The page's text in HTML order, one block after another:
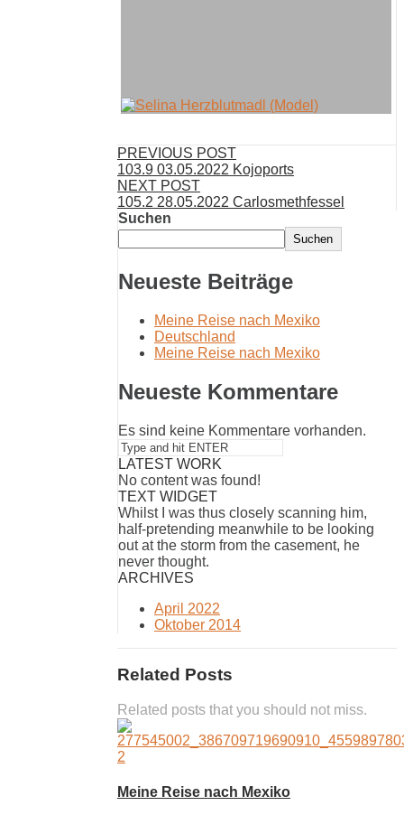
PREVIOUS POST
103.9 03.05.2022 Kojoports
NEXT POST
105.2 28.05.2022 Carlosmethfessel
Suchen
Suchen
Neueste Beiträge
Meine Reise nach Mexiko
Deutschland
Meine Reise nach Mexiko
Neueste Kommentare
Es sind keine Kommentare vorhanden.
LATEST WORK
No content was found!
TEXT WIDGET
Whilst I was thus closely scanning him,
half-pretending meanwhile to be looking
out at the storm from the casement, he
never thought.
ARCHIVES
April 2022
Oktober 2014
Related Posts
Related posts that you should not miss.
Meine Reise nach Mexiko